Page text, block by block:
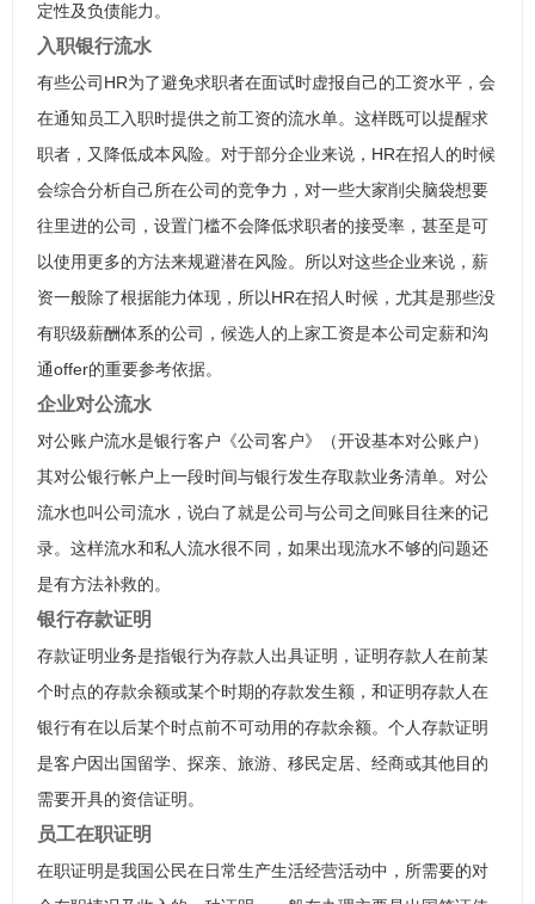
定性及负债能力。
入职银行流水
有些公司HR为了避免求职者在面试时虚报自己的工资水平，会
在通知员工入职时提供之前工资的流水单。这样既可以提醒求
职者，又降低成本风险。对于部分企业来说，HR在招人的时候
会综合分析自己所在公司的竞争力，对一些大家削尖脑袋想要
往里进的公司，设置门槛不会降低求职者的接受率，甚至是可
以使用更多的方法来规避潜在风险。所以对这些企业来说，薪
资一般除了根据能力体现，所以HR在招人时候，尤其是那些没
有职级薪酬体系的公司，候选人的上家工资是本公司定薪和沟
通offer的重要参考依据。
企业对公流水
对公账户流水是银行客户《公司客户》（开设基本对公账户）
其对公银行帐户上一段时间与银行发生存取款业务清单。对公
流水也叫公司流水，说白了就是公司与公司之间账目往来的记
录。这样流水和私人流水很不同，如果出现流水不够的问题还
是有方法补救的。
银行存款证明
存款证明业务是指银行为存款人出具证明，证明存款人在前某
个时点的存款余额或某个时期的存款发生额，和证明存款人在
银行有在以后某个时点前不可动用的存款余额。个人存款证明
是客户因出国留学、探亲、旅游、移民定居、经商或其他目的
需要开具的资信证明。
员工在职证明
在职证明是我国公民在日常生产生活经营活动中，所需要的对